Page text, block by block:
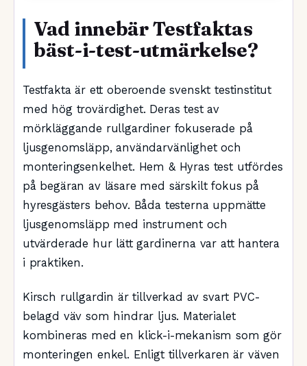
Vad innebär Testfaktas
bäst-i-test-utmärkelse?
Testfakta är ett oberoende svenskt testinstitut
med hög trovärdighet. Deras test av
mörkläggande rullgardiner fokuserade på
ljusgenomsläpp, användarvänlighet och
monteringsenkelhet. Hem & Hyras test utfördes
på begäran av läsare med särskilt fokus på
hyresgästers behov. Båda testerna uppmätte
ljusgenomsläpp med instrument och
utvärderade hur lätt gardinerna var att hantera
i praktiken.
Kirsch rullgardin är tillverkad av svart PVC-
belagd väv som hindrar ljus. Materialet
kombineras med en klick-i-mekanism som gör
monteringen enkel. Enligt tillverkaren är väven